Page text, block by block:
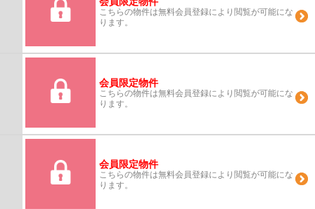
こちらの物件は無料会員登録により閲覧が可能にな
ります。
会員限定物件
こちらの物件は無料会員登録により閲覧が可能にな
ります。
会員限定物件
こちらの物件は無料会員登録により閲覧が可能にな
ります。